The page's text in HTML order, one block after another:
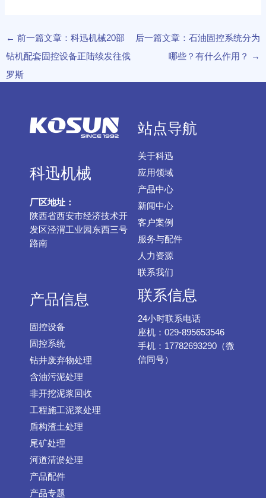
← 前一篇文章：科迅机械20部
钻机配套固控设备正陆续发往俄
罗斯
后一篇文章：石油固控系统分为
哪些？有什么作用？
→
科迅机械
厂区地址：
陕西省西安市经济技术开
发区泾渭工业园东西三号
路南
站点导航
关于科迅
应用领域
产品中心
新闻中心
客户案例
服务与配件
人力资源
联系我们
产品信息
固控设备
固控系统
钻井废弃物处理
含油污泥处理
非开挖泥浆回收
工程施工泥浆处理
盾构渣土处理
尾矿处理
河道清淤处理
产品配件
产品专题
联系信息
24小时联系电话
座机：029-895653546
手机：17782693290（微
信同号）